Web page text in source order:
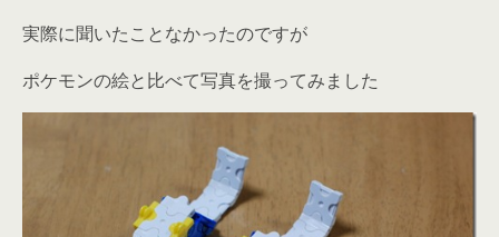
実際に聞いたことなかったのですが
ポケモンの絵と比べて写真を撮ってみました